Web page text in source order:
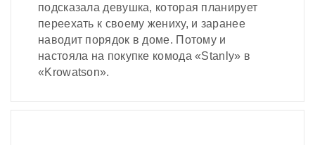
подсказала девушка, которая планирует
переехать к своему жениху, и заранее
наводит порядок в доме. Потому и
настояла на покупке комода «Stanly» в
«Krowatson».